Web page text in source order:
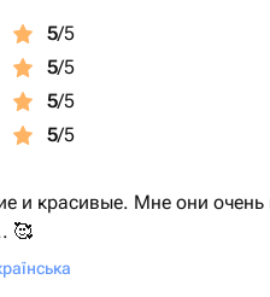
5/5
5/5
5/5
5/5
и красивые. Мне они
🥰